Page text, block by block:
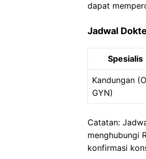
dapat
Jadwal
Spesialis
Kandungan
GYN)
Catatan:
menghubungi
konfirmasi